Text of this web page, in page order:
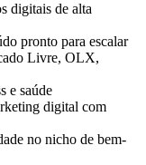
digitais de alta
pronto para escalar
Livre, OLX,
e saúde
digital com
no nicho de bem-